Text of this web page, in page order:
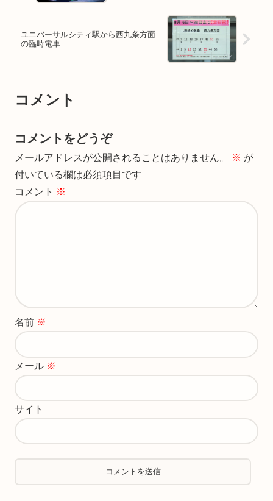
ユニバーサルシティ駅から西九条方面
の臨時電車
コメント
コメントをどうぞ
メールアドレスが公開されることはありません。 ※ が
付いている欄は必須項目です
コメント ※
名前 ※
メール ※
サイト